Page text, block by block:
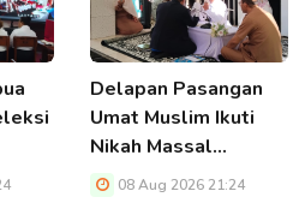
Delapan Pasangan
Umat Muslim Ikuti
Nikah Massal…
08 Aug 2026 21:24